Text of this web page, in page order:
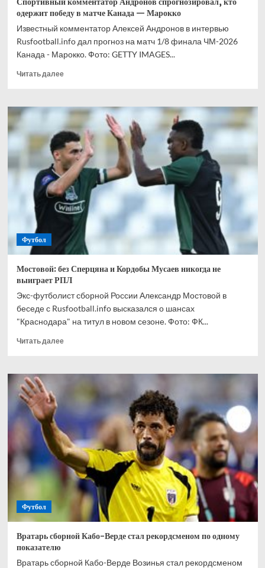
одержит победу в матче Канада — Марокко
Известный комментатор Алексей Андронов в интервью
Rusfootball.info дал прогноз на матч 1/8 финала ЧМ-2026
Канада - Марокко. Фото: GETTY IMAGES...
Читать далееПрочитать
Спортивный
комментатор
Андронов
спрогнозировал,
кто
одержит
победу
в
матче
Канада
Марокко
Футбол
Мостовой: без Сперцяна и Кордобы Мусаев никогда не
выиграет РПЛ
Экс-футболист сборной России Александр Мостовой в
беседе с Rusfootball.info высказался о шансах
"Краснодара" на титул в новом сезоне. Фото: ФК...
Читать далееПрочитать
Мостовой:
Сперцяна
Кордобы
Мусаев
никогда
не
выиграет
РПЛ
Футбол
Вратарь сборной Кабо-Верде стал рекордсменом по одному
показателю
Вратарь сборной Кабо-Верде Возинья стал рекордсменом